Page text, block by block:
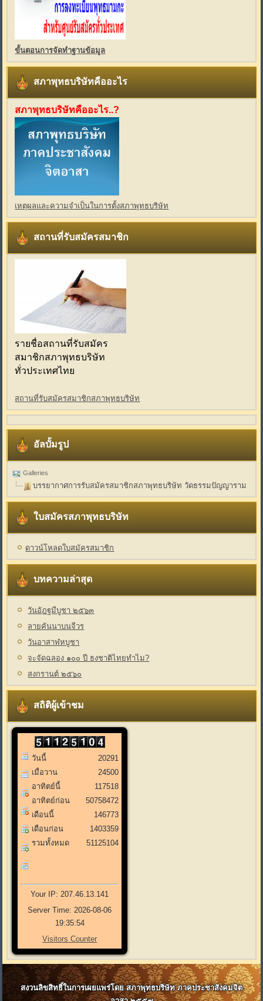
ขั้นตอนการจัดทำฐานข้อมูล
สภาพุทธบริษัทคืออะไร
สภาพุทธบริษัทคืออะไร..?
เหตุผลและความจำเป็นในการตั้งสภาพุทธบริษัท
สถานที่รับสมัครสมาชิก
รายชื่อสถานที่รับสมัคร
สมาชิกสภาพุทธบริษัท
ทั่วประเทศไทย
สถานที่รับสมัครสมาชิกสภาพุทธบริษัท
อัลบั้มรูป
Galleries
บรรยากาศการรับสมัครสมาชิกสภาพุทธบริษัท วัดธรรมปัญญาราม
ใบสมัครสภาพุทธบริษัท
ดาวน์โหลดใบสมัครสมาชิก
บทความล่าสุด
วันอัฎฐมีบูชา ๒๕๖๓
ลายคันนาบนจีวร
วันอาสาฬหบูชา
จะจัดฉลอง ๑๐๐ ปี ธงชาติไทยทำไม?
สงกรานต์ ๒๕๖๐
สถิติผู้เข้าชม
วันนี้
เมื่อวาน
อาทิตย์นี้
อาทิตย์ก่อน
เดือนนี้
เดือนก่อน
รวมทั้งหมด
20291
24500
117518
50758472
146773
1403359
51125104
Your IP: 207.46.13.141
Server Time: 2026-08-06
19:35:54
Visitors Counter
สงวนลิขสิทธิ์ในการเผยแพร่โดย สภาพุทธบริษัท ภาคประชาสังคมจิต